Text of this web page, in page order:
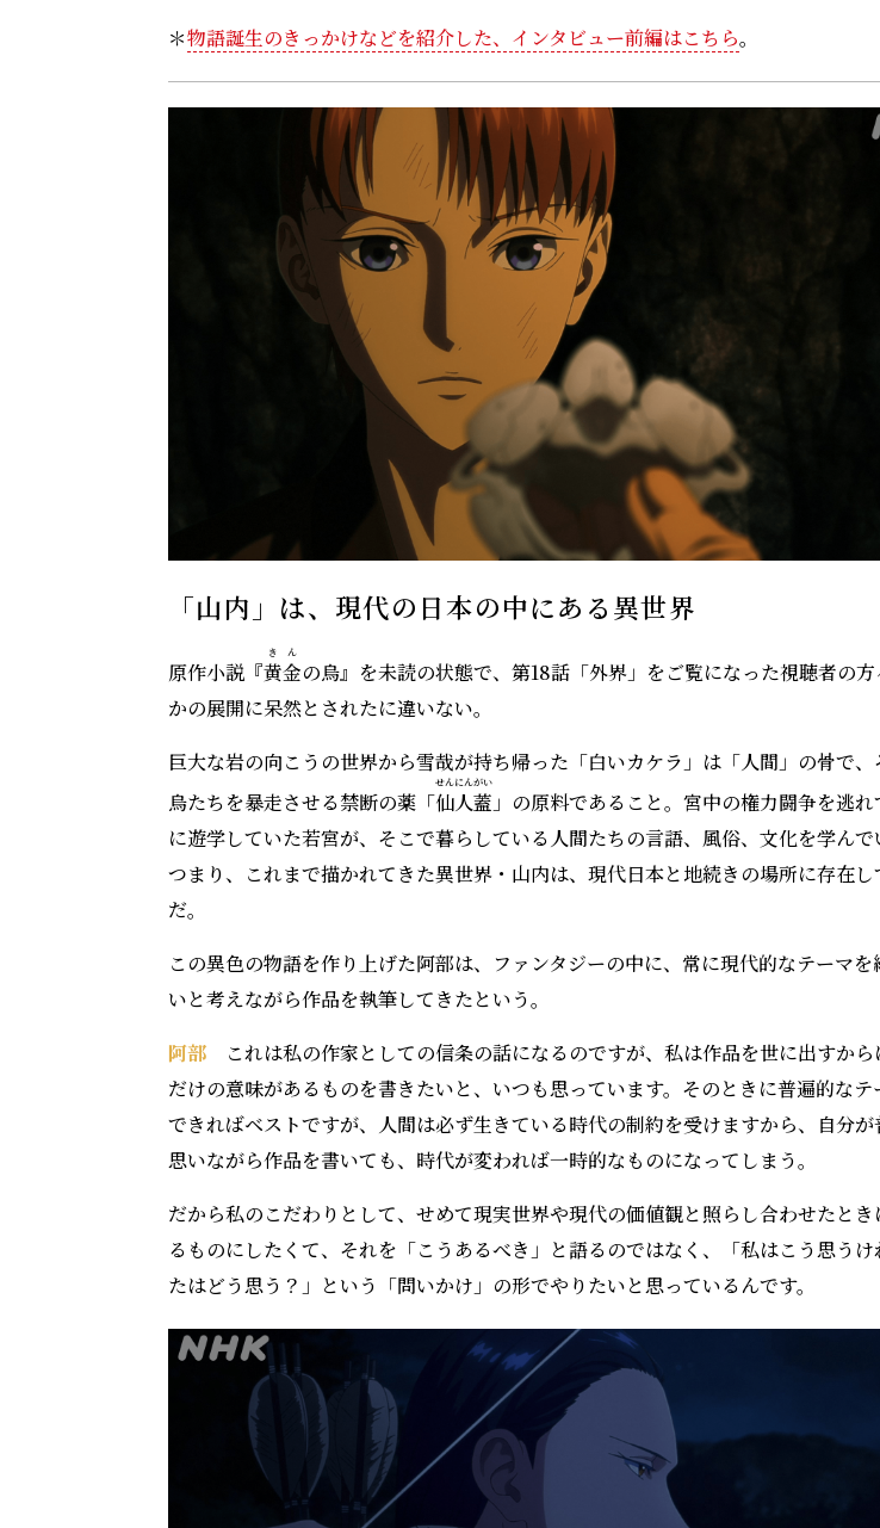
＊物語誕生のきっかけなどを紹介した、インタビュー前編はこちら。
「山内」は、現代の日本の中にある異世界
原作小説『黄
き
金
ん
の烏』を未読の状態で、第18話「外界」をご覧になった視聴者の方
かの展開に呆然とされたに違いない。
巨大な岩の向こうの世界から雪哉が持ち帰った「白いカケラ」は「人間」の骨で、
烏たちを暴走させる禁断の薬「仙
せん
人
にん
蓋
がい
」の原料であること。宮中の権力闘争を逃れ
に遊学していた若宮が、そこで暮らしている人間たちの言語、風俗、文化を学んで
つまり、これまで描かれてきた異世界・山内は、現代日本と地続きの場所に存在し
だ。
この異色の物語を作り上げた阿部は、ファンタジーの中に、常に現代的なテーマを
いと考えながら作品を執筆してきたという。
阿部
これは私の作家としての信条の話になるのですが、私は作品を世に出すか
だけの意味があるものを書きたいと、いつも思っています。そのときに普遍的なテ
できればベストですが、人間は必ず生きている時代の制約を受けますから、自分が
思いながら作品を書いても、時代が変われば一時的なものになってしまう。
だから私のこだわりとして、せめて現実世界や現代の価値観と照らし合わせたとき
るものにしたくて、それを「こうあるべき」と語るのではなく、「私はこう思うけ
たはどう思う？」という「問いかけ」の形でやりたいと思っているんです。